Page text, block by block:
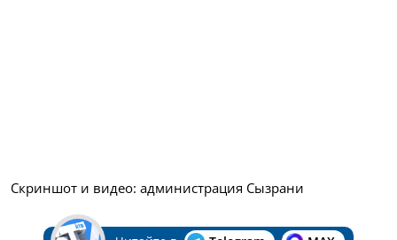
Скриншот и видео: администрация Сызрани